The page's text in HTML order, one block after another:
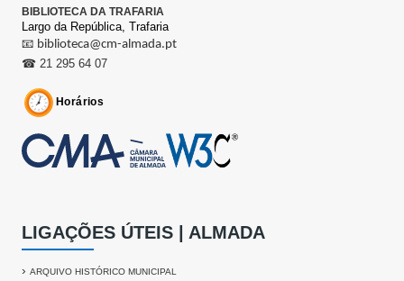
BIBLIOTECA DA TRAFARIA
Largo da República, Trafaria
📧 biblioteca@cm-almada.pt
☎ 21 295 64 07
Horários
LIGAÇÕES ÚTEIS | ALMADA
› ARQUIVO HISTÓRICO MUNICIPAL